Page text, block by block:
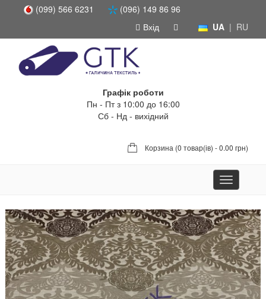
(099) 566 6231
(096) 149 86 96
UA | RU
Вхід
Графік роботи
Пн - Пт з 10:00 до 16:00
Сб - Нд - вихідний
Корзина (0 товар(ів) - 0.00 грн)
Toggle
navigation